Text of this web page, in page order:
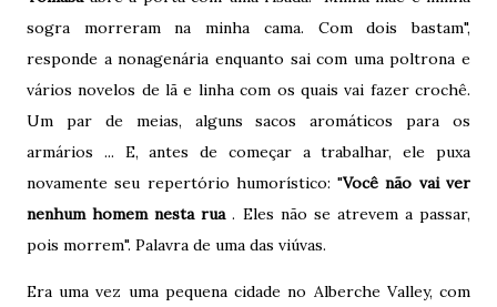
sogra morreram na minha cama. Com dois bastam",
responde a nonagenária enquanto sai com uma poltrona e
vários novelos de lã e linha com os quais vai fazer crochê.
Um par de meias, alguns sacos aromáticos para os
armários ... E, antes de começar a trabalhar, ele puxa
novamente seu repertório humorístico: "Você não vai ver
nenhum homem nesta rua. Eles não se atrevem a passar,
pois morrem". Palavra de uma das viúvas.
Era uma vez uma pequena cidade no Alberche Valley, com